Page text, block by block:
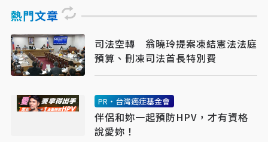
熱門文章
司法空轉 翁曉玲提案凍結憲法法庭
預算、刪凍司法首長特別費
PR・台灣癌症基金會
伴侶和妳一起預防HPV，才有資格
說愛妳！